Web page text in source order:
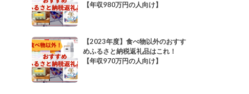
【年収980万円の人向け】
【2023年度】食べ物以外のおすす
めふるさと納税返礼品はこれ！
【年収970万円の人向け】